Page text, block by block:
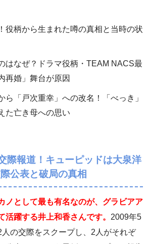
役柄から生まれた噂の真相と当時の状
はなぜ？ドラマ役柄・TEAM NACS最
再婚」舞台が原因
ら「戸次重幸」への改名！「べっき」
た亡き母への思い
際報道！キューピッドは大泉洋
公表と破局の真相
ノとして最も有名なのが、グラビアア
活躍する井上和香さんです。 2009年5
人の交際をスクープし、2人がそれぞ